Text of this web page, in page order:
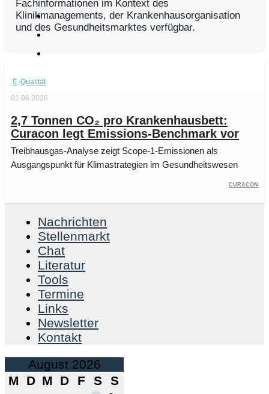
Fachinformationen im Kontext des
Klinikmanagements, der Krankenhausorganisation
und des Gesundheitsmarktes verfügbar.
Qualität
01.06.2026
2,7 Tonnen CO₂ pro Krankenhausbett:
Curacon legt Emissions-Benchmark vor
Treibhausgas-Analyse zeigt Scope-1-Emissionen als
Ausgangspunkt für Klimastrategien im Gesundheitswesen
Curacon
Nachrichten
Stellenmarkt
Chat
Literatur
Tools
Termine
Links
Newsletter
Kontakt
August 2026
M
D M D F S S